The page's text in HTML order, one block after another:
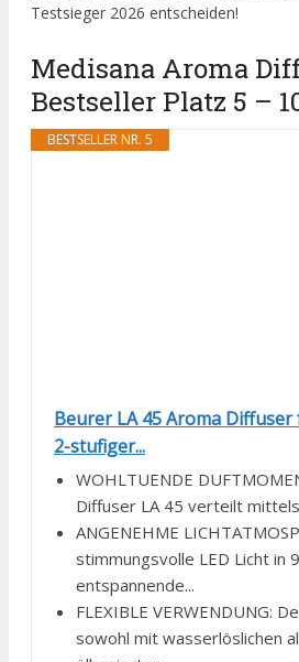
Testsieger 2026 entscheiden!
Medisana Aroma
Bestseller Platz 5 –
BESTSELLER NR. 5
Beurer LA 45 Aroma
2-stufiger...
WOHLTUENDE
Diffuser LA 45 verteilt
ANGENEHME
stimmungsvolle LED Licht in
entspannende...
FLEXIBLE VERWENDUNG:
sowohl mit wasserlöslichen